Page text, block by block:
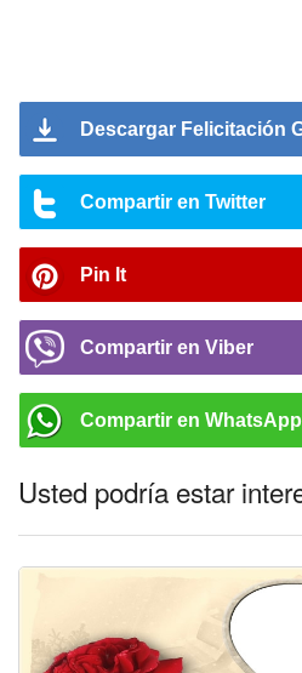
Descargar Felicitación
Compartir en Twitter
Pin It
Compartir en Viber
Compartir en WhatsApp
Usted podría estar